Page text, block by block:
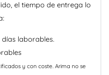
el tiempo de entrega lo
días laborables.
y con coste. Arima no se